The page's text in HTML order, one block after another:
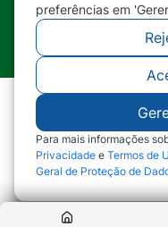
©2026 -
MT - Todos
preferências em
Para mais informações
Privacidade e Termos de
Geral de Proteção de